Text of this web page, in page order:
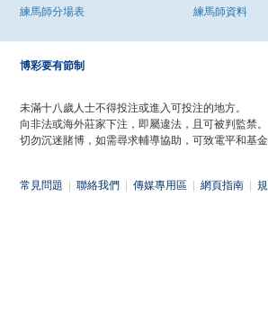
練馬師分場表
練馬師資料
博彩要有節制
未滿十八歲人士不得投注或進入可投注的地方。
向非法或海外莊家下注，即屬違法，且可被判監禁。
切勿沉迷賭博，如需尋求輔導協助，可致電平和基
常見問題 聯絡我們 傳媒專用區 網頁指南